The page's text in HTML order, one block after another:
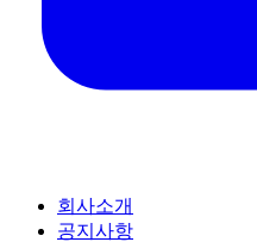
회사소개
공지사항